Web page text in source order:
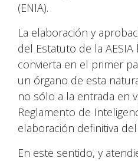
(ENIA).
La elaboración y
del Estatuto de la
convierta en el primer
un órgano de esta
no sólo a la entrada en
Reglamento de
elaboración definitiva
En este sentido, y